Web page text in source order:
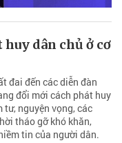
dân chủ ở cơ
đai đến các diễn đàn
đổi mới cách phát huy
tư, nguyện vọng, các
tháo gỡ khó khăn,
tin của người dân.